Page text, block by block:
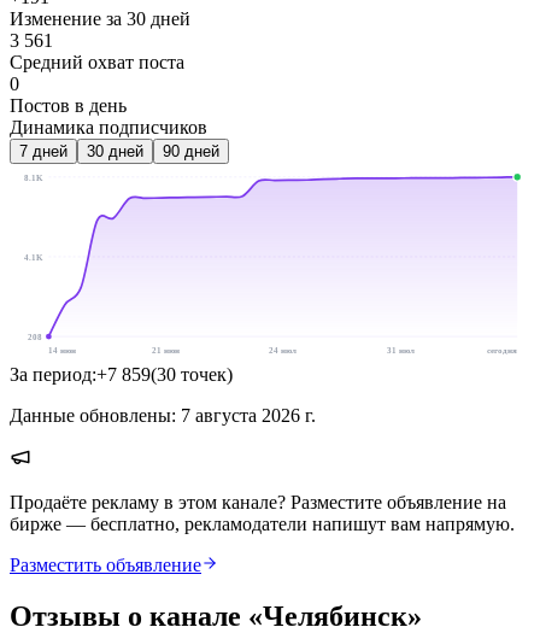
Изменение за 30 дней
3 561
Средний охват поста
0
Постов в день
Динамика подписчиков
7 дней 30 дней 90 дней
8.1K
4.1K
208
14 июн
21 июн 24 июл 31 июл сегодня
За период:+7 859(30 точек)
Данные обновлены: 7 августа 2026 г.
Продаёте рекламу в этом канале? Разместите объявление на
бирже — бесплатно, рекламодатели напишут вам напрямую.
Разместить объявление
Отзывы о канале «Челябинск»